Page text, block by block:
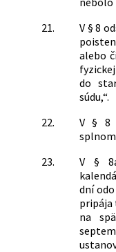
21.
V § 8
alebo
do
súdu,“.
22.
V § 8
23.
V §
dní
pripája
na